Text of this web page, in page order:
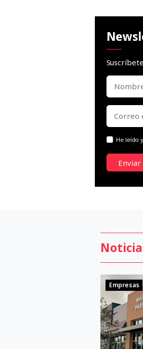
He leído
Enviar
Empresas